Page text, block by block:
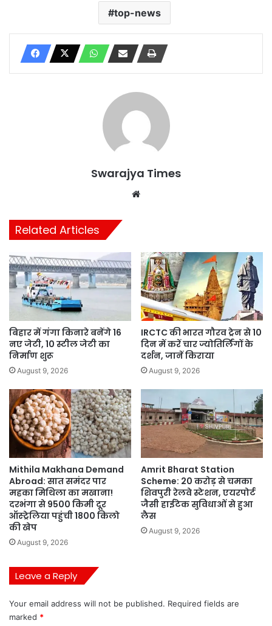
top-news
Swarajya Times
Related Articles
बिहार में गंगा किनारे बनेंगे 16
नए जेटी, 10 स्टील जेटी का
निर्माण शुरू
August 9, 2026
IRCTC की भारत गौरव ट्रेन से 10
दिन में करें चार ज्योतिर्लिंगों के
दर्शन, जानें किराया
August 9, 2026
Mithila Makhana Demand
Abroad: सात समंदर पार
महका मिथिला का मखाना!
दरभंगा से 9500 किमी दूर
ऑस्ट्रेलिया पहुंची 1800 किलो
की खेप
August 9, 2026
Amrit Bharat Station
Scheme: 20 करोड़ से चमका
शिवपुरी रेलवे स्टेशन, एयरपोर्ट
जैसी हाईटेक सुविधाओं से हुआ
लैस
August 9, 2026
Leave a Reply
Your email address will not be published. Required fields are
marked *